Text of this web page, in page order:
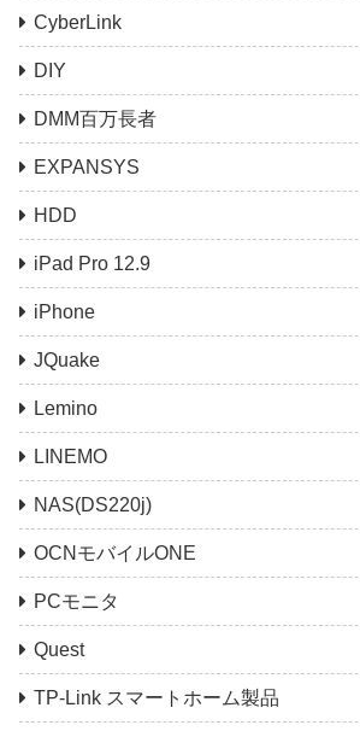
CyberLink
DIY
DMM百万長者
EXPANSYS
HDD
iPad Pro 12.9
iPhone
JQuake
Lemino
LINEMO
NAS(DS220j)
OCNモバイルONE
PCモニタ
Quest
TP-Link スマートホーム製品